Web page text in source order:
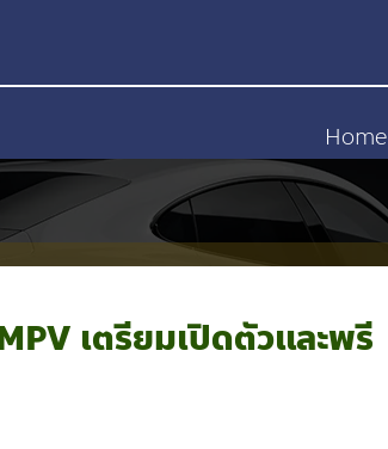
Home
เตรียมเปิดตัวและพรี